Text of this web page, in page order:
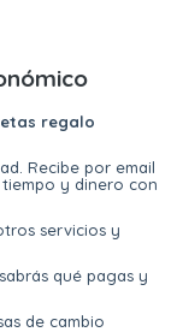
regalo
Recibe por email
y dinero con
servicios y
qué pagas y
de cambio